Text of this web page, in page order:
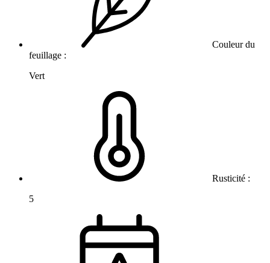
Couleur du
feuillage :
Vert
Rusticité :
5